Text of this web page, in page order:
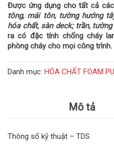
Được ứng dụng cho tất cả
tông, mái tôn, tường hướng
hóa chất, sàn deck; trần,
ra có đặc tính chống cháy
phòng cháy cho mọi công trình.
Danh mục: HÓA CHẤT FOAM PU
Mô tả
Thông số kỹ thuật – TDS